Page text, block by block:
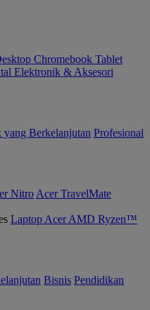
Chromebook Tablet
Elektronik & Aksesori
yang Berkelanjutan Profesional
Nitro Acer TravelMate
Laptop Acer AMD Ryzen™
Bisnis Pendidikan